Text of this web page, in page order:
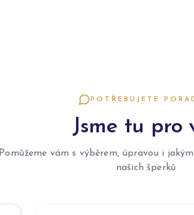
POTŘEBUJETE
Jsme tu pro
Pomůžeme vám s výběrem, úpravou i
našich šperků